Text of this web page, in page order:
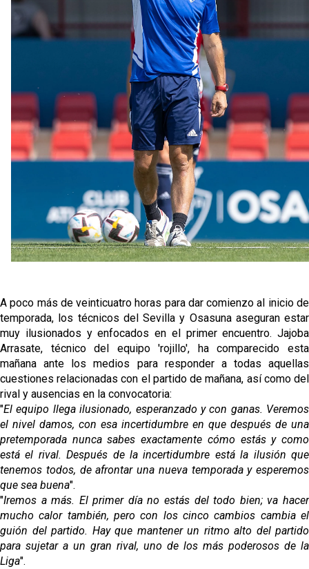
El Sevilla mueve ficha por Robbie Ure: la opción 'A'
para el ataque nervionense
Los contratiempos para García Plaza por la mala
gestión de un inválido Consejo
El Sevilla C se queda en Tercera Federación
Análisis | El Sevilla FC cierra una pretemporada de
contrastes antes del inicio de LaLiga
A poco más de veinticuatro horas para dar comienzo al inicio de
temporada, los técnicos del Sevilla y Osasuna aseguran estar
muy ilusionados y enfocados en el primer encuentro. Jajoba
Arrasate, técnico del equipo 'rojillo', ha comparecido esta
mañana ante los medios para responder a todas aquellas
cuestiones relacionadas con el partido de mañana, así como del
rival y ausencias en la convocatoria:
"El equipo llega ilusionado, esperanzado y con ganas. Veremos
el nivel damos, con esa incertidumbre en que después de una
pretemporada nunca sabes exactamente cómo estás y como
está el rival. Después de la incertidumbre está la ilusión que
tenemos todos, de afrontar una nueva temporada y esperemos
que sea buena".
"Iremos a más. El primer día no estás del todo bien; va hacer
mucho calor también, pero con los cinco cambios cambia el
guión del partido. Hay que mantener un ritmo alto del partido
para sujetar a un gran rival, uno de los más poderosos de la
Liga".